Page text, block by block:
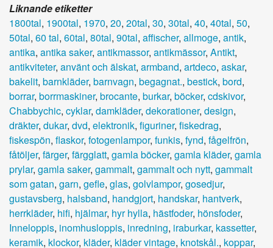
Liknande etiketter
1800tal, 1900tal, 1970, 20, 20tal, 30, 30tal, 40, 40tal, 50,
50tal, 60 tal, 60tal, 80tal, 90tal, affischer, allmoge, antik,
antika, antika saker, antikmassor, antikmässor, Antikt,
antikviteter, använt och älskat, armband, artdeco, askar,
bakelit, barnkläder, barnvagn, begagnat., bestick, bord,
borrar, borrmaskiner, brocante, burkar, böcker, cdskivor,
Chabbychic, cyklar, damkläder, dekorationer, design,
dräkter, dukar, dvd, elektronik, figuriner, fiskedrag,
fiskespön, flaskor, fotogenlampor, funkis, fynd, fågelfrön,
fåtöljer, färger, färgglatt, gamla böcker, gamla kläder, gamla
prylar, gamla saker, gammalt, gammalt och nytt, gammalt
som gatan, garn, gefle, glas, golvlampor, gosedjur,
gustavsberg, halsband, handgjort, handskar, hantverk,
herrkläder, hifi, hjälmar, hyr hylla, hästfoder, hönsfoder,
Inneloppis, inomhusloppis, inredning, iraburkar, kassetter,
keramik, klockor, kläder, kläder vintage, knotskål., koppar,